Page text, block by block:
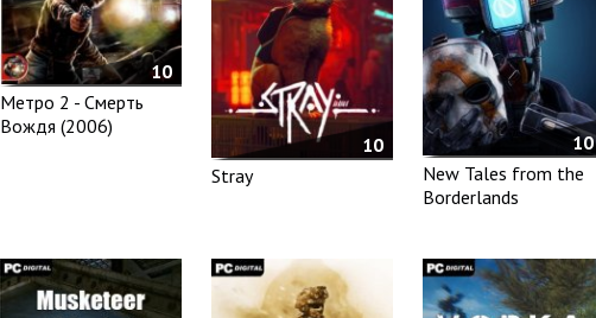
10
Метро 2 - Смерть
Вождя (2006)
10
Stray
10
New Tales from the
Borderlands